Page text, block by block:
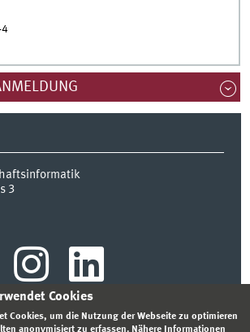
4
3
Cookies
Cookies, um die Nutzung der Webseite zu optimieren
anonymisiert zu erfassen. Nähere Informationen